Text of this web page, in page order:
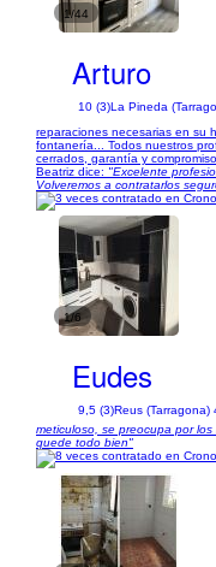
1/44
Arturo
10 (3)La Pineda
reparaciones necesarias en su
fontanería... Todos nuestros
cerrados, garantía y compromiso.
Beatriz dice: "Excelente
Volveremos a contratarlos
1/6
Eudes
9,5 (3)Reus (Tarragona)
meticuloso, se preocupa por
quede todo bien"